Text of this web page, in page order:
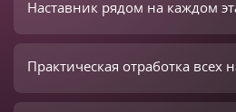
Наставник рядом на каждом
Практическая отработка всех